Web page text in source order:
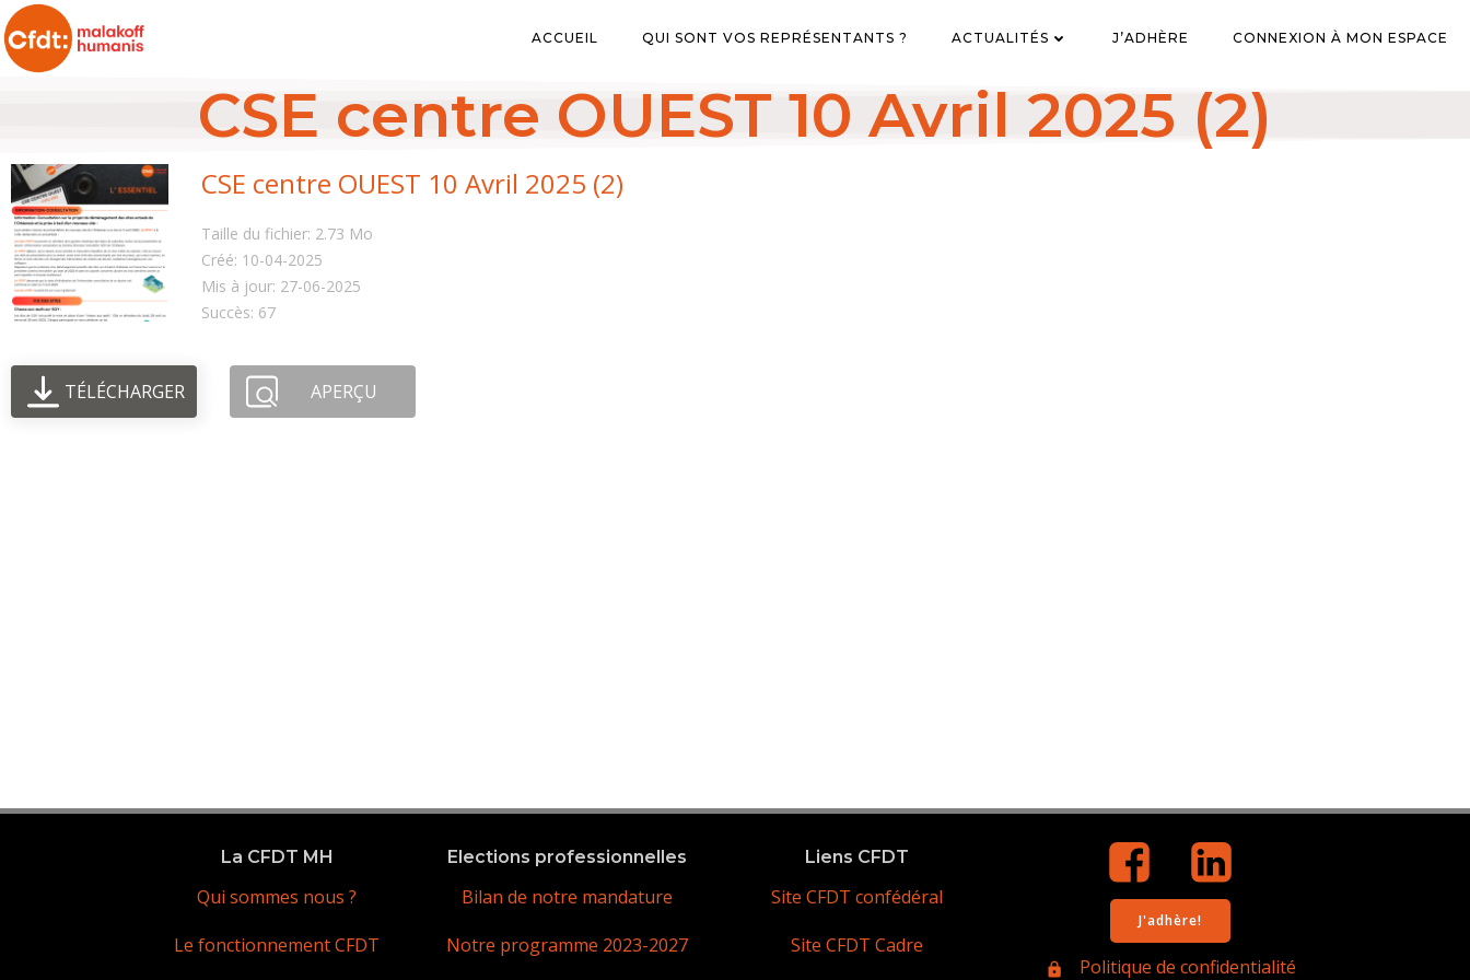
ACCUEIL QUI SONT VOS REPRÉSENTANTS ? ACTUALITÉS J’ADHÈRE CONNEXION À MON ESPACE
CSE centre OUEST 10 Avril 2025 (2)
CSE centre OUEST 10 Avril 2025 (2)
Taille du fichier: 2.73 Mo
Créé: 10-04-2025
Mis à jour: 27-06-2025
Succès: 67
TÉLÉCHARGER APERÇU
La CFDT MH
Qui sommes nous ?
Le fonctionnement CFDT
Elections professionnelles
Bilan de notre mandature
Notre programme 2023-2027
Liens CFDT
Site CFDT confédéral
Site CFDT Cadre
J'adhère!
Politique de confidentialité